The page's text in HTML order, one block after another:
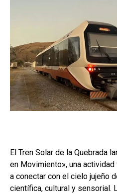
El Tren Solar de la Quebrada
en Movimiento», una
a conectar con el cielo jujeño
científica, cultural y sensorial.